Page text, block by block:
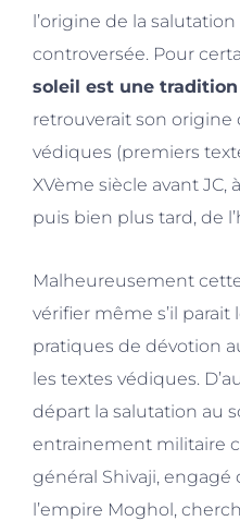
l’origine de la
controversée. Pour
soleil est une
retrouverait son origine
védiques (premiers
XVème siècle avant JC,
puis bien plus tard, de
Malheureusement
vérifier même s’il
pratiques de dévotion
les textes védiques.
départ la salutation au
entrainement militaire
général Shivaji,
l’empire Moghol,